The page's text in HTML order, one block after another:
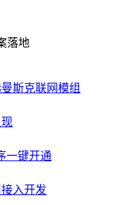
落地
斯克联网模组
一键开通
入开发